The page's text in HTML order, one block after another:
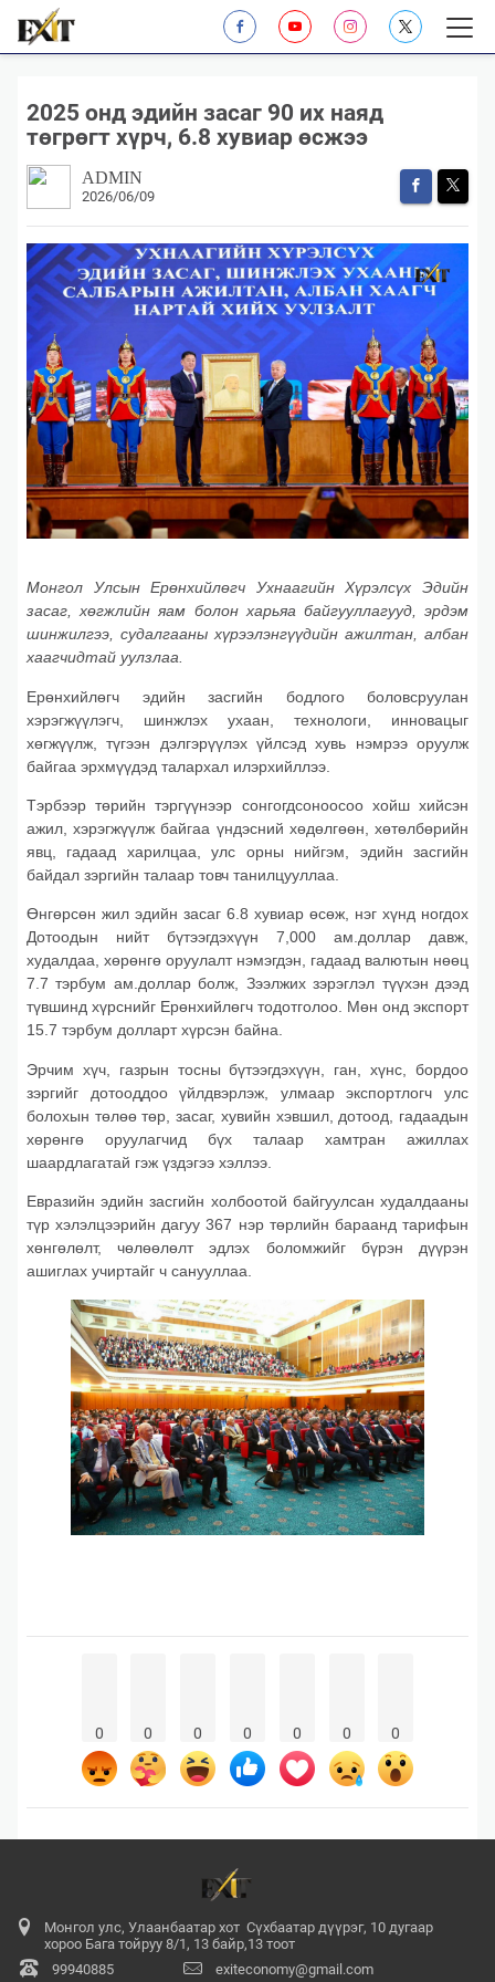
2025 онд эдийн засаг 90 их наяд
төгрөгт хүрч, 6.8 хувиар өсжээ
ADMIN
2026/06/09
Монгол Улсын Ерөнхийлөгч Ухнаагийн Хүрэлсүх Эдийн
засаг, хөгжлийн яам болон харьяа байгууллагууд, эрдэм
шинжилгээ, судалгааны хүрээлэнгүүдийн ажилтан, албан
хаагчидтай уулзлаа.
Ерөнхийлөгч эдийн засгийн бодлого боловсруулан
хэрэгжүүлэгч, шинжлэх ухаан, технологи, инновацыг
хөгжүүлж, түгээн дэлгэрүүлэх үйлсэд хувь нэмрээ оруулж
байгаа эрхмүүдэд талархал илэрхийллээ.
Тэрбээр төрийн тэргүүнээр сонгогдсоноосоо хойш хийсэн
ажил, хэрэгжүүлж байгаа үндэсний хөдөлгөөн, хөтөлбөрийн
явц, гадаад харилцаа, улс орны нийгэм, эдийн засгийн
байдал зэргийн талаар товч танилцууллаа.
Өнгөрсөн жил эдийн засаг 6.8 хувиар өсөж, нэг хүнд ногдох
Дотоодын нийт бүтээгдэхүүн 7,000 ам.доллар давж,
худалдаа, хөрөнгө оруулалт нэмэгдэн, гадаад валютын нөөц
7.7 тэрбум ам.доллар болж, Зээлжих зэрэглэл түүхэн дээд
түвшинд хүрснийг Ерөнхийлөгч тодотголоо. Мөн онд экспорт
15.7 тэрбум долларт хүрсэн байна.
Эрчим хүч, газрын тосны бүтээгдэхүүн, ган, хүнс, бордоо
зэргийг дотооддоо үйлдвэрлэж, улмаар экспортлогч улс
болохын төлөө төр, засаг, хувийн хэвшил, дотоод, гадаадын
хөрөнгө оруулагчид бүх талаар хамтран ажиллах
шаардлагатай гэж үздэгээ хэллээ.
Евразийн эдийн засгийн холбоотой байгуулсан худалдааны
түр хэлэлцээрийн дагуу 367 нэр төрлийн бараанд тарифын
хөнгөлөлт, чөлөөлөлт эдлэх боломжийг бүрэн дүүрэн
ашиглах учиртайг ч санууллаа.
0 0 0 0 0 0 0
Монгол улс, Улаанбаатар хот Сүхбаатар дүүрэг, 10 дугаар
хороо Бага тойруу 8/1, 13 байр,13 тоот
99940885
exiteconomy@gmail.com